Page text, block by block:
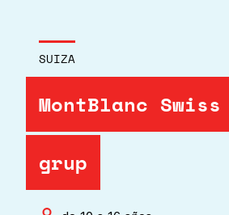
SUIZA
MontBlanc Swiss
grup